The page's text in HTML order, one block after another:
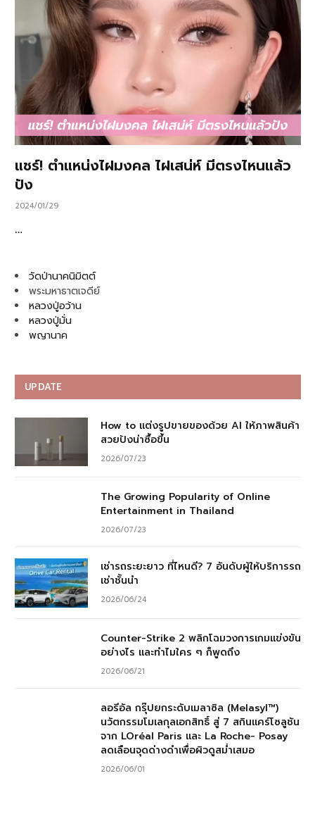
แชร์! ตำแหน่งไฝมงคล ไฝเสน่ห์ มีตรงไหนแล้ว
ปัง
2024/01/29
…
วัดป่านาคนิมิตต์
พระมหาธาตเจดีย์
หลวงปู่อว้าน
หลวงปู่มั่น
พญานาค
UPDATE
How to แต่งรูปขายของด้วย AI ให้ภาพสินค้า
สวยปังน่าซื้อขึ้น
2026/07/23
The Growing Popularity of Online
Entertainment in Thailand
2026/07/23
เช่ารถระยะยาว ที่ไหนดี? 7 อันดับผู้ให้บริการรถ
เช่าชั้นนำ
2026/06/24
Counter-Strike 2 พลิกโฉมวงการเกมแข่งขัน
อย่างไร และทำไมใคร ๆ ก็พูดถึง
2026/06/21
ลอรีอัล กรุ๊ปยกระดับเมลาซิล (Melasyl™)
นวัตกรรมโมเลกุลเอกสิทธิ์ สู่ 7 สกินแคร์โซลูชัน
จาก LOréal Paris และ La Roche- Posay
ลดเลือนจุดด่างดำเพื่อผิวดูสม่ำเสมอ
2026/06/01